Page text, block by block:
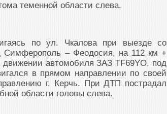
теменной области слева.
по ул. Чкалова при выезде со
Симферополь – Феодосия, на 112 км +
автомобиля ЗАЗ TF69YO, под
в прямом направлении по своей
г. Керчь. При ДТП пострадал
области головы слева.